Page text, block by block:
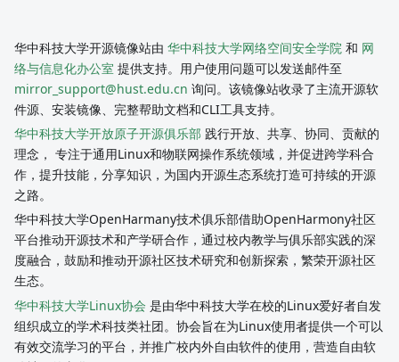
华中科技大学开源镜像站由 华中科技大学网络空间安全学院 和 网
络与信息化办公室 提供支持。用户使用问题可以发送邮件至
mirror_support@hust.edu.cn 询问。该镜像站收录了主流开源软
件源、安装镜像、完整帮助文档和CLI工具支持。
华中科技大学开放原子开源俱乐部 践行开放、共享、协同、贡献的
理念， 专注于通用Linux和物联网操作系统领域，并促进跨学科合
作，提升技能，分享知识，为国内开源生态系统打造可持续的开源
之路。
华中科技大学OpenHarmany技术俱乐部借助OpenHarmony社区
平台推动开源技术和产学研合作，通过校内教学与俱乐部实践的深
度融合，鼓励和推动开源社区技术研究和创新探索，繁荣开源社区
生态。
华中科技大学Linux协会 是由华中科技大学在校的Linux爱好者自发
组织成立的学术科技类社团。协会旨在为Linux使用者提供一个可以
有效交流学习的平台，并推广校内外自由软件的使用，营造自由软